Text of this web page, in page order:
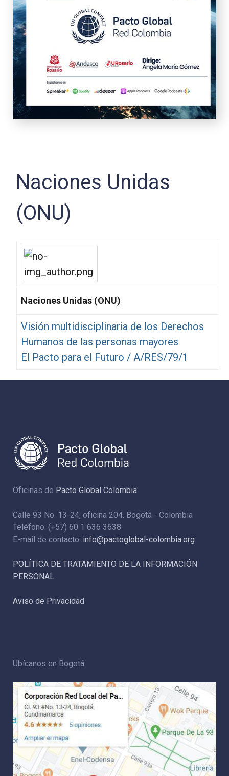
Naciones Unidas
(ONU)
Naciones Unidas (ONU)
Visión multidisciplinaria de los Derechos
Humanos de las personas mayores
El Pacto para el Futuro / A/RES/79/1
Oficinas de Pacto Global Colombia:
Calle 93 No. 13-24, oficina 204. Bogotá - Colombia
Teléfono: (+57) 60 1 636 3638
E-mail de contacto: info@pactoglobal-colombia.org
POLÍTICA DE TRATAMIENTO DE LA INFORMACIÓN
PERSONAL
Aviso de Privacidad
Ubícanos en Bogotá